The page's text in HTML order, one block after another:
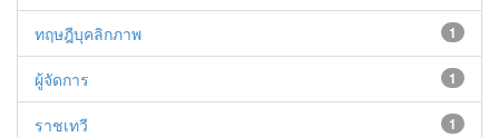
1
ทฤษฎีบุคลิกภาพ
1
ผู้จัดการ
1
ราชเทวี